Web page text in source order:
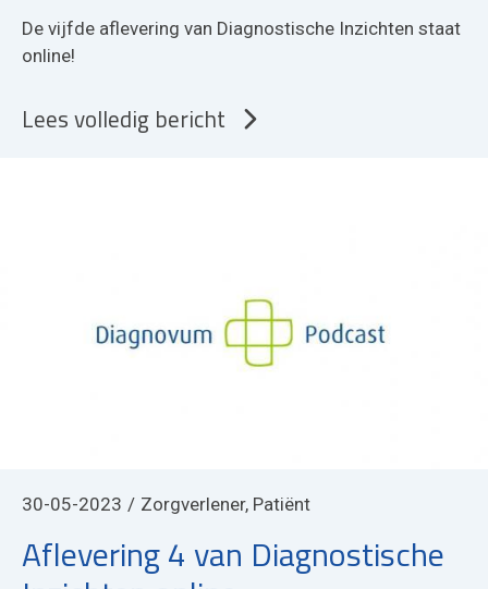
De vijfde aflevering van Diagnostische Inzichten staat
online!
Lees volledig bericht
30-05-2023 Zorgverlener, Patiënt
Aflevering 4 van Diagnostische